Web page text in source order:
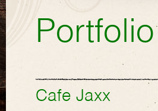
Portfolio
Cafe Jaxx